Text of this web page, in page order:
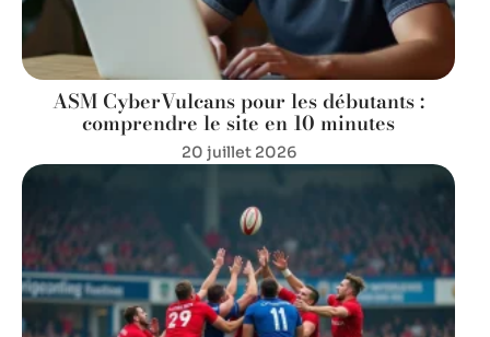
ASM CyberVulcans pour les débutants :
comprendre le site en 10 minutes
20 juillet 2026